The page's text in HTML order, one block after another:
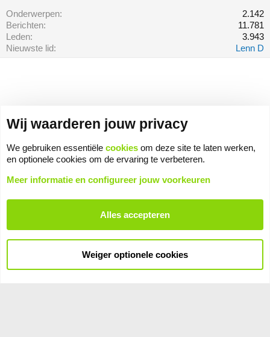
Onderwerpen
2.142
Berichten
11.781
Leden
3.943
Nieuwste lid
Lenn D
Voorwaarden en regels
Privacybeleid Help Hoofdpagina
R
Wij waarderen jouw privacy
We gebruiken essentiële cookies om deze site te laten werken,
en optionele cookies om de ervaring te verbeteren.
Meer informatie en configureer jouw voorkeuren
Alles accepteren
Weiger optionele cookies